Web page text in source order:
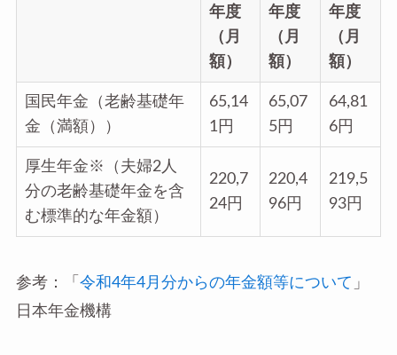
年度
（月
額）
年度
（月
額）
年度
（月
額）
国民年金（老齢基礎年
金（満額））
65,14
1円
65,07
5円
64,81
6円
厚生年金※（夫婦2人
分の老齢基礎年金を含
む標準的な年金額）
220,7
24円
220,4
96円
219,5
93円
参考：「 令和4年4月分からの年金額等について 」
日本年金機構